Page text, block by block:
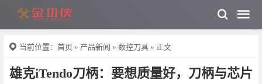
当前位置： 首页 » 产品新闻 » 数控刀具 » 正文
雄克iTendo刀柄：要想质量好，刀柄与芯片